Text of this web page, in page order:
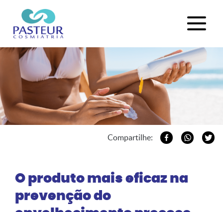
Compartilhe:
O produto mais eficaz na
prevenção do